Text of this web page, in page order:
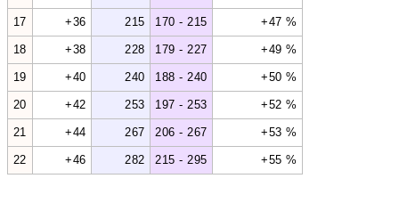
17 +36 215 170 - 215 +47 %
18 +38 228 179 - 227 +49 %
19 +40 240 188 - 240 +50 %
20 +42 253 197 - 253 +52 %
21 +44 267 206 - 267 +53 %
22 +46 282 215 - 295 +55 %